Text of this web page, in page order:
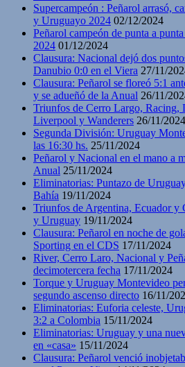
Supercampeón : Peñarol arrasó,
y Uruguayo 2024 02/12/2024
Peñarol campeón de punta a
2024 01/12/2024
Clausura: Nacional dejó dos
Danubio 0:0 en el Viera 27/11/
Clausura: Peñarol se floreó 5:1
y se adueñó de la Anual 26/11/
Triunfos de Cerro Largo, Racing,
Liverpool y Wanderers 26/11/2024
Segunda División: Uruguay
las 16:30 hs. 25/11/2024
Peñarol y Nacional en el mano a
Anual 25/11/2024
Eliminatorias: Puntazo de
Bahía 19/11/2024
Triunfos de Argentina, Ecuador y
y Uruguay 19/11/2024
Clausura: Peñarol en noche de
Sporting en el CDS 17/11/2024
River, Cerro Laro, Nacional y
decimotercera fecha 17/11/2024
Torque y Uruguay Montevideo
segundo ascenso directo 16/11/
Eliminatorias: Euforia celeste,
3:2 a Colombia 15/11/2024
Eliminatorias: Uruguay y una
en «casa» 15/11/2024
Clausura: Peñarol venció